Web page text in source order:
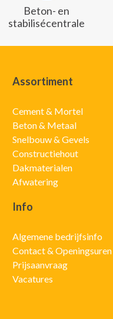
Beton- en
stabilisécentrale
Assortiment
Cement & Mortel
Beton & Metaal
Snelbouw & Gevels
Constructiehout
Dakmaterialen
Afwatering
Info
Algemene bedrijfsinfo
Contact & Openingsuren
Prijsaanvraag
Vacatures